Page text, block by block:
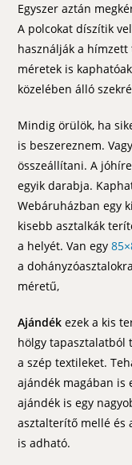
Egyszer aztán
A polcokat díszítik
használják a
méretek is
közelében álló
Mindig örülök, ha
is beszereznem.
összeállítani. A
egyik darabja.
Webáruházban egy
kisebb asztalkák
a helyét. Van egy
a
méretű,
Ajándék ezek a kis
hölgy tapasztalatból
a szép textileket.
ajándék magában is
ajándék is egy
asztalterítő mellé és
is adható.